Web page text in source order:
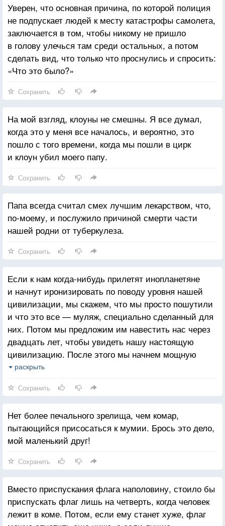
Уверен, что основная причина, по которой полиция
не подпускает людей к месту катастрофы самолета,
заключается в том, чтобы никому не пришло
в голову улечься там среди остальных, а потом
сделать вид, что только что проснулись и спросить:
«Что это было?»
Сохранить
На мой взгляд, клоуны не смешны. Я все думал,
когда это у меня все началось, и вероятно, это
пошло с того времени, когда мы пошли в цирк
и клоун убил моего папу.
Сохранить
Папа всегда считал смех лучшим лекарством, что,
по-моему, и послужило причиной смерти части
нашей родни от туберкулеза.
Сохранить
Если к нам когда-нибудь прилетят инопланетяне
и начнут иронизировать по поводу уровня нашей
цивилизации, мы скажем, что мы просто пошутили
и что это все — муляж, специально сделанный для
них. Потом мы предложим им навестить нас через
двадцать лет, чтобы увидеть нашу настоящую
цивилизацию. После этого мы начнем мощную
программу строительства новой,
в крайнем случае просто перестреляем пришельцев
во время церемонии прощания.
раскрыть
Сохранить
Нет более печального зрелища, чем комар,
пытающийся присосаться к мумии. Брось это дело,
мой маленький друг!
Сохранить
Вместо приспускания флага наполовину, стоило бы
приспускать флаг лишь на четверть, когда человек
лежит в коме. Потом, если ему станет хуже, флаг